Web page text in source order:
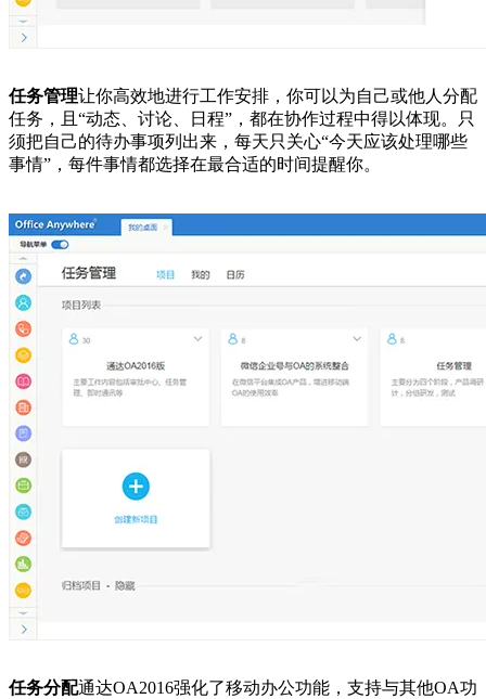
任务管理让你高效地进行工作安排，你可以为自己或他人分配
任务，且“动态、讨论、日程”，都在协作过程中得以体现。只
须把自己的待办事项列出来，每天只关心“今天应该处理哪些
事情”，每件事情都选择在最合适的时间提醒你。
任务分配通达OA2016强化了移动办公功能，支持与其他OA功